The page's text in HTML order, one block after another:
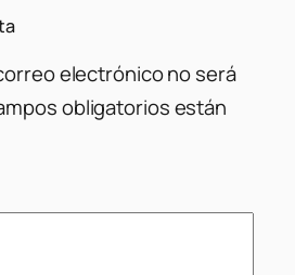
electrónico no será
obligatorios están